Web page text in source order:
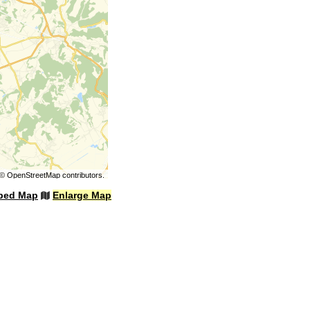
OpenStreetMapcontributors.
Map Enlarge Map